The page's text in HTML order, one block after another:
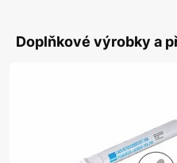
Doplňkové výrobky a